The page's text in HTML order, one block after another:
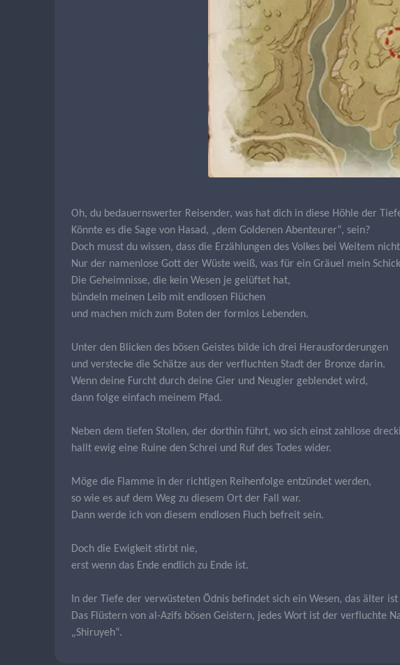
Oh, du bedauernswerter Reisender, was hat dich in diese Höhle der
Könnte es die Sage von Hasad, „dem Goldenen Abenteurer“, sein?
Doch musst du wissen, dass die Erzählungen des Volkes bei Weitem
Nur der namenlose Gott der Wüste weiß, was für ein Gräuel mein
Die Geheimnisse, die kein Wesen je gelüftet hat,
bündeln meinen Leib mit endlosen Flüchen
und machen mich zum Boten der formlos Lebenden.
Unter den Blicken des bösen Geistes bilde ich drei Herausforderungen
und verstecke die Schätze aus der verfluchten Stadt der Bronze darin.
Wenn deine Furcht durch deine Gier und Neugier geblendet wird,
dann folge einfach meinem Pfad.
Neben dem tiefen Stollen, der dorthin führt, wo sich einst zahllose
hallt ewig eine Ruine den Schrei und Ruf des Todes wider.
Möge die Flamme in der richtigen Reihenfolge entzündet werden,
so wie es auf dem Weg zu diesem Ort der Fall war.
Dann werde ich von diesem endlosen Fluch befreit sein.
Doch die Ewigkeit stirbt nie,
erst wenn das Ende endlich zu Ende ist.
In der Tiefe der verwüsteten Ödnis befindet sich ein Wesen, das älter
Das Flüstern von al-Azifs bösen Geistern, jedes Wort ist der verfluchte
„Shiruyeh“.